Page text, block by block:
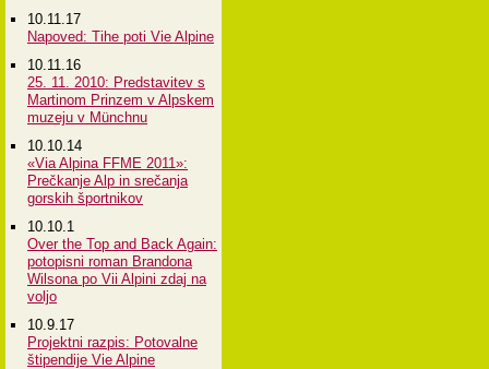
10.11.17
Napoved: Tihe poti Vie Alpine
10.11.16
25. 11. 2010: Predstavitev s
Martinom Prinzem v Alpskem
muzeju v Münchnu
10.10.14
«Via Alpina FFME 2011»:
Prečkanje Alp in srečanja
gorskih športnikov
10.10.1
Over the Top and Back Again:
potopisni roman Brandona
Wilsona po Vii Alpini zdaj na
voljo
10.9.17
Projektni razpis: Potovalne
štipendije Vie Alpine